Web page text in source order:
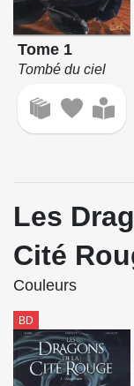
Tome 1
Tombé du ciel
Les
Cité
Couleurs
BD